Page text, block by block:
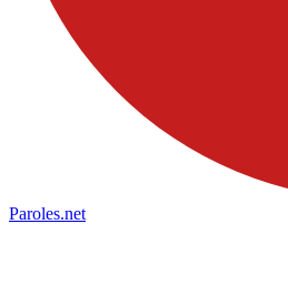
Paroles.net